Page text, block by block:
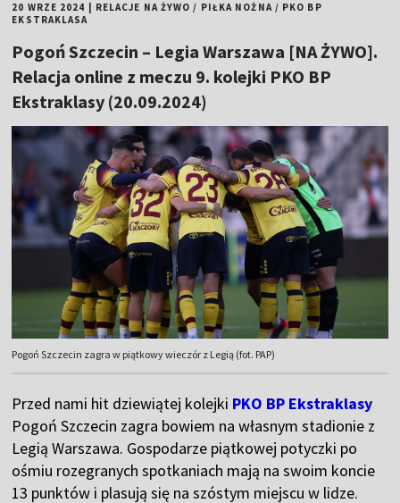
20 WRZE 2024 RELACJE NA ŻYWO / PIŁKA NOŻNA/ PKO BP
EKSTRAKLASA
Pogoń Szczecin – Legia Warszawa [NA ŻYWO].
Relacja online z meczu 9. kolejki PKO BP
Ekstraklasy (20.09.2024)
Pogoń Szczecin zagra w piątkowy wieczór z Legią (fot. PAP)
Przed nami hit dziewiątej kolejki PKO BP Ekstraklasy
Pogoń Szczecin zagra bowiem na własnym stadionie z
Legią Warszawa. Gospodarze piątkowej potyczki po
ośmiu rozegranych spotkaniach mają na swoim koncie
13 punktów i plasują się na szóstym miejscu w lidze.